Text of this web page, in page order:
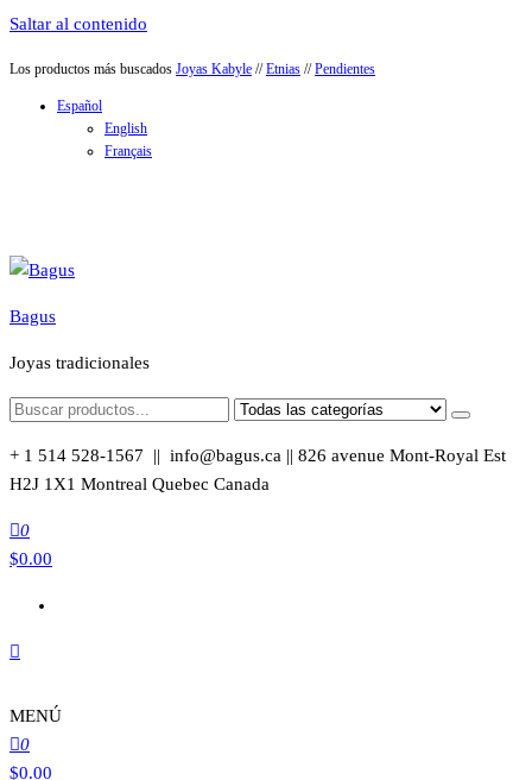
Saltar al contenido
Los productos más buscados Joyas Kabyle //Etnias //Pendientes
Español
English
Français
Bagus
Joyas tradicionales
+ 1 514 528-1567 || info@bagus.ca || 826 avenue Mont-Royal Est
H2J 1X1 Montreal Quebec Canada
0
$0.00
MENÚ
0
$0.00